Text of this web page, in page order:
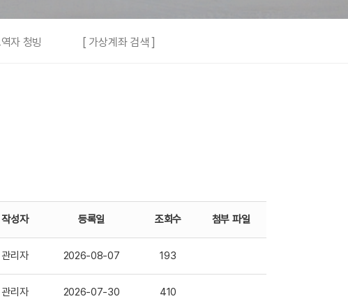
자 청빙 [ 가상계좌 검색 ]
작성자 등록일 조회수 첨부 파일
관리자 2026-08-07 193
관리자 2026-07-30 410